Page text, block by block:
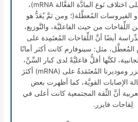
بين اللِّقاحات يعتمد على اختلاف نَوع المادَّة الفعَّالة mRNA)،
الفيروسات المُعطَّلة(؛ ومن ثمَّ يُعَدُّ هو
اللِّقاحات من حيث الفاعليَّة، والتَّوزيع،
أيضًا أنَّ اللِّقاحات المُعتَمِدة على
المُعطَّل، مثل: سينوفارم كانت أكثر أمانًا
لكنَّها أقلُّ فاعليَّةً لدى كبار السِّنِّ،
في حين تُعَدُّ لِقاحات فايزر وموديرنا المُعتَمَدةُ على (mRNA) أكثرَ
الإصابات القويَّة، كما أظهرت بعض
أنَّ الثِّقة المجتمعية كانت أعلى في
لِقاحات فايزر.